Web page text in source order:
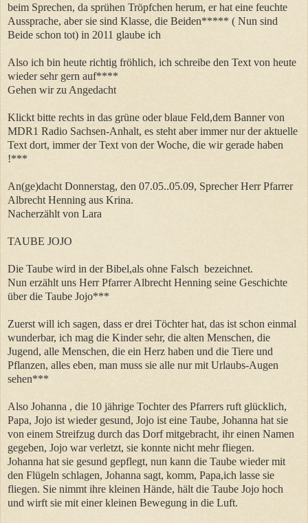
beim Sprechen, da sprühen Tröpfchen herum, er hat eine feuchte
Aussprache, aber sie sind Klasse, die Beiden***** ( Nun sind
Beide schon tot) in 2011 glaube ich
Also ich bin heute richtig fröhlich, ich schreibe den Text von heute
wieder sehr gern auf****
Gehen wir zu Angedacht
Klickt bitte rechts in das grüne oder blaue Feld,dem Banner von
MDR1 Radio Sachsen-Anhalt, es steht aber immer nur der aktuelle
Text dort, immer der Text von der Woche, die wir gerade haben
!***
An(ge)dacht Donnerstag, den 07.05..05.09, Sprecher Herr Pfarrer
Albrecht Henning aus Krina.
Nacherzählt von Lara
TAUBE JOJO
Die Taube wird in der Bibel,als ohne Falsch bezeichnet.
Nun erzählt uns Herr Pfarrer Albrecht Henning seine Geschichte
über die Taube Jojo***
Zuerst will ich sagen, dass er drei Töchter hat, das ist schon einmal
wunderbar, ich mag die Kinder sehr, die alten Menschen, die
Jugend, alle Menschen, die ein Herz haben und die Tiere und
Pflanzen, alles eben, man muss sie alle nur mit Urlaubs-Augen
sehen***
Also Johanna , die 10 jährige Tochter des Pfarrers ruft glücklich,
Papa, Jojo ist wieder gesund, Jojo ist eine Taube, Johanna hat sie
von einem Streifzug durch das Dorf mitgebracht, ihr einen Namen
gegeben, Jojo war verletzt, sie konnte nicht mehr fliegen.
Johanna hat sie gesund gepflegt, nun kann die Taube wieder mit
den Flügeln schlagen, Johanna sagt, komm, Papa,ich lasse sie
fliegen. Sie nimmt ihre kleinen Hände, hält die Taube Jojo hoch
und wirft sie mit einer kleinen Bewegung in die Luft.